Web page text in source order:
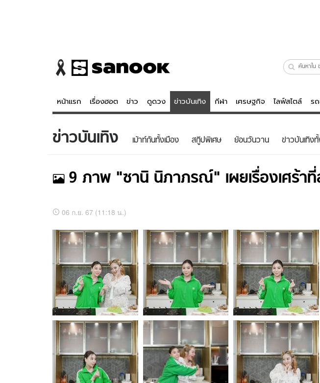
หน้าแรก เรื่องฮอต ข่าว ดูดวง ข่าวบันเทิง กีฬา เศรษฐกิจ ไลฟ์สไตล์ ร
ข่าว
ข่าวบันเทิง
ข่าวเศรษฐกิจ
อัปเดตจีน
เช็กข่าวชัวร์
ดูดวง - ตรวจหวย
สถิติหวยไทย
ไลฟ์ส
ผู้ชาย
วัยรุ่น
สุขภาพ
เที่ยว-กิน
Sanook
ดาวน์โหลดสนุกแอปฟรี ติดตามสนุกโซเชียลได้ที่
สงวนลิขสิทธิ์ ©2569 บริษัท อิมเมจ ฟิวเจอร์ (ประเทศไทย) จำกัด
ข่าวบันเทิง เม้าท์กันทั้งเมือง สกู๊ปพิเศษ ย้อนวันวาน ข่าวบันเทิง
9 ภาพ "ซานิ นิภาภรณ์" เผยเรื่องเศร้า
ของ
นิ
ภา
ภรณ์"
เผย
เรื่อง
เศร้า
ที่สุด
ใน
ชีวิต
กับ
เหตุการณ์
จำ
ฝังใจ!
ภาพ
"ซานิ
ภา
ภรณ์"
เผย
เรื่อง
เศร้า
ที่สุด
ใน
ชีวิต
กับ
เหตุการณ์
ที่
ฝังใจ!
06 ก.ย. 67 (11:18 น.)